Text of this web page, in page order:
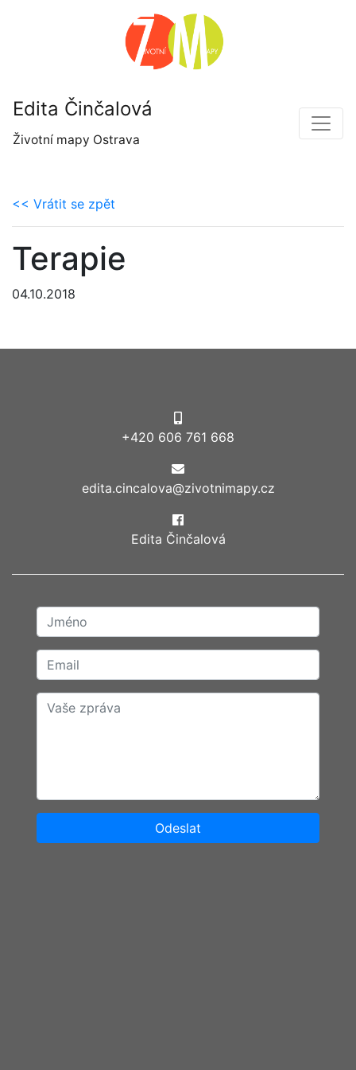
Edita Činčalová
Životní mapy Ostrava
<< Vrátit se zpět
Terapie
04.10.2018
+420 606 761 668
edita.cincalova@zivotnimapy.cz
Edita Činčalová